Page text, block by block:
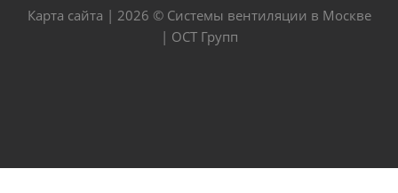
Карта сайта | 2026 © Системы вентиляции в Москве
| ОСТ Групп